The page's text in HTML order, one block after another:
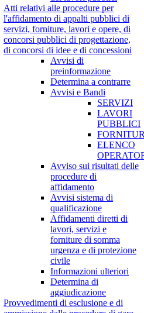
Atti relativi alle procedure per
l'affidamento di appalti pubblici di
servizi, forniture, lavori e opere, di
concorsi pubblici di progettazione,
di concorsi di idee e di concessioni
Avvisi di
preinformazione
Determina a contrarre
Avvisi e Bandi
SERVIZI
LAVORI
PUBBLICI
ELENCO
Avviso sui risultati delle
procedure di
affidamento
Avvisi sistema di
qualificazione
Affidamenti diretti di
lavori, servizi e
forniture di somma
urgenza e di protezione
civile
Informazioni ulteriori
Determina di
aggiudicazione
Provvedimenti di esclusione e di